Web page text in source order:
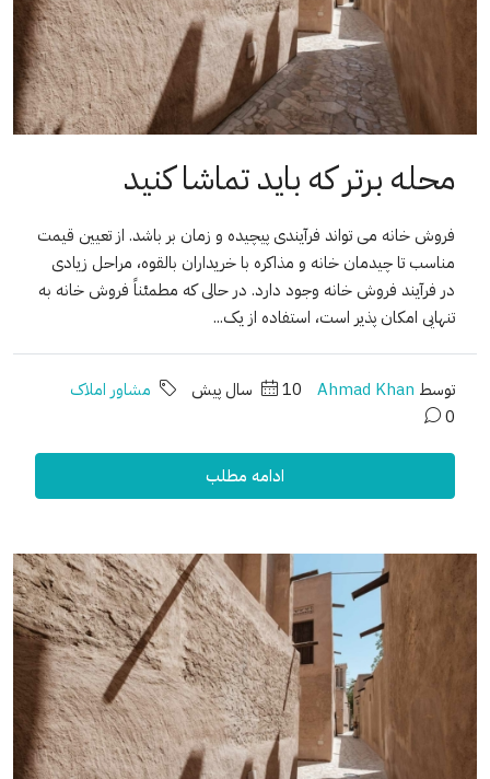
محله برتر که باید تماشا کنید
فروش خانه می تواند فرآیندی پیچیده و زمان بر باشد. از تعیین قیمت
مناسب تا چیدمان خانه و مذاکره با خریداران بالقوه، مراحل زیادی
در فرآیند فروش خانه وجود دارد. در حالی که مطمئناً فروش خانه به
تنهایی امکان پذیر است، استفاده از یک...
توسط Ahmad Khan 10 سال پیش
مشاور املاک
0
ادامه مطلب